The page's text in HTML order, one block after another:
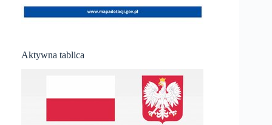
Aktywna tablica